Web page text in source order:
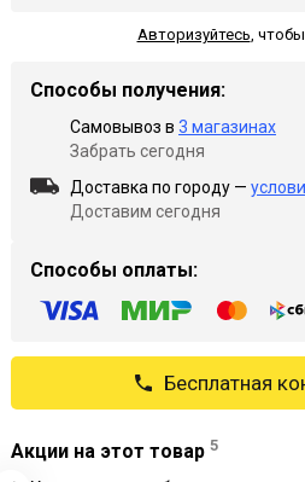
Авторизуйтесь, чтобы
Способы получения:
Самовывоз в 3 магазинах
Забрать сегодня
Доставка по городу —
Доставим сегодня
Способы оплаты:
Бесплатная
Акции на этот товар 5